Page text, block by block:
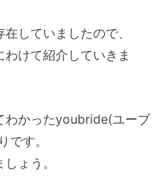
していましたので、
わけて紹介していきま
わかったyoubride(ユーブ
です。
ょう。